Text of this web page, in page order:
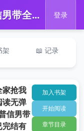
📖 相亲喝杯咖啡，普信男带全家抢我新车黎欣玥赵磊全文免费阅读无弹窗大结局_相亲喝杯咖啡，普信男带全家抢我新车黎欣玥赵磊已完结有声小说 登录
架 📖 记录
家抢我
读无弹
信男带
完结有
加入书架
开始阅读
章节目录